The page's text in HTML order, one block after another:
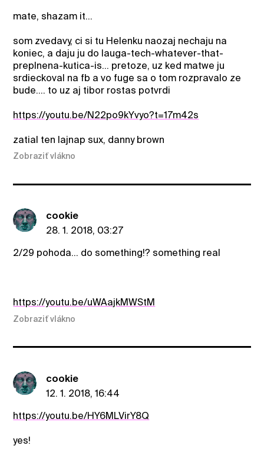
mate, shazam it...
som zvedavy, ci si tu Helenku naozaj nechaju na
koniec, a daju ju do lauga-tech-whatever-that-
preplnena-kutica-is... pretoze, uz ked matwe ju
srdieckoval na fb a vo fuge sa o tom rozpravalo ze
bude.... to uz aj tibor rostas potvrdi
https://youtu.be/N22po9kYvyo?t=17m42s
zatial ten lajnap sux, danny brown
Zobraziť vlákno
cookie
28. 1. 2018, 03:27
2/29 pohoda... do something!? something real
https://youtu.be/uWAajkMWStM
Zobraziť vlákno
cookie
12. 1. 2018, 16:44
https://youtu.be/HY6MLVirY8Q
yes!